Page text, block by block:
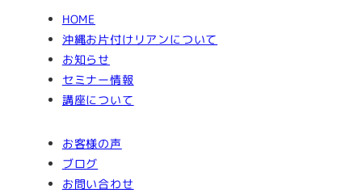
HOME
沖縄お片付けリアンについて
お知らせ
セミナー情報
講座について
お客様の声
ブログ
お問い合わせ